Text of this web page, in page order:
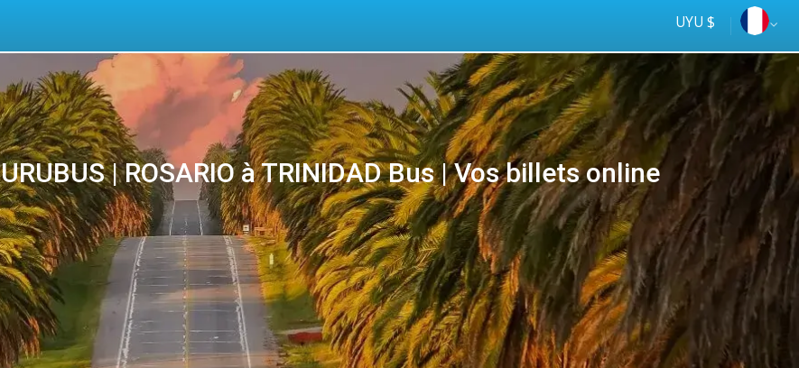
UYU $
URUBUS | ROSARIO à TRINIDAD Bus | Vos billets online
online
Tus
ómnibus